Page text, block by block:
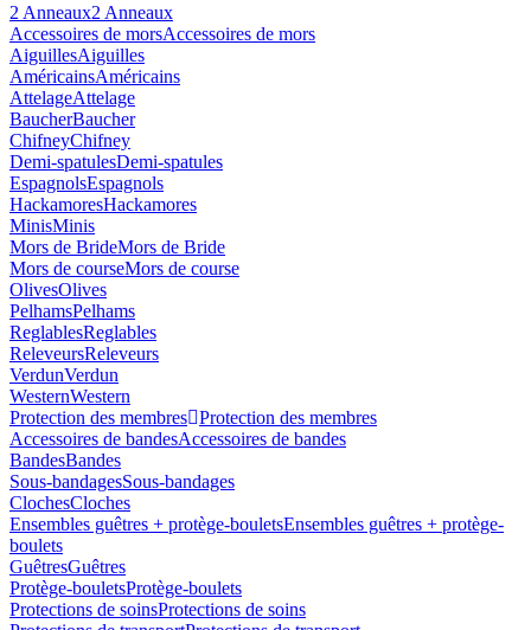
2 Anneaux2 Anneaux
Accessoires de morsAccessoires de mors
AiguillesAiguilles
AméricainsAméricains
AttelageAttelage
BaucherBaucher
ChifneyChifney
Demi-spatulesDemi-spatules
EspagnolsEspagnols
HackamoresHackamores
MinisMinis
Mors de BrideMors de Bride
Mors de courseMors de course
OlivesOlives
PelhamsPelhams
ReglablesReglables
ReleveursReleveurs
VerdunVerdun
WesternWestern
Protection des membres Protection des membres
Accessoires de bandesAccessoires de bandes
BandesBandes
Sous-bandagesSous-bandages
ClochesCloches
Ensembles guêtres + protège-bouletsEnsembles guêtres + protège-
boulets
GuêtresGuêtres
Protège-bouletsProtège-boulets
Protections de soinsProtections de soins